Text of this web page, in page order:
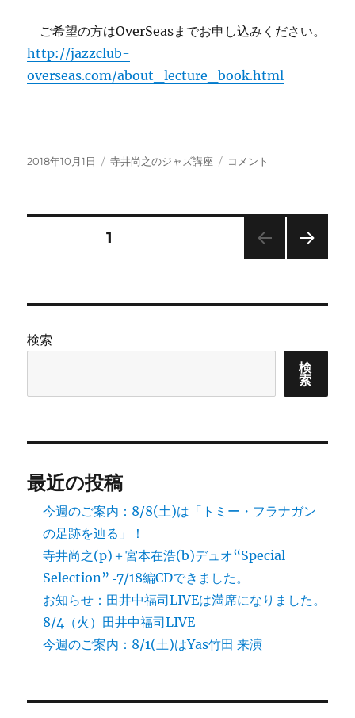
ご希望の方はOverSeasまでお申し込みください。
http://jazzclub-
overseas.com/about_lecture_book.html
投
2018年10月1日
カ
寺井尚之のジャズ講座
「ト
足
VOL.10
ま
コメント
の
ペ
ー
送
り
固定ページ1
検索
検
索
最近の投稿
今週のご案内：8/8(土)は「トミー・フラナガン
の足跡を辿る」！
寺井尚之(p)＋宮本在浩(b)デュオ“Special
Selection” ‐7/18編CDできました。
お知らせ：田井中福司LIVEは満席になりました。
8/4（火）田井中福司LIVE
今週のご案内：8/1(土)はYas竹田 来演